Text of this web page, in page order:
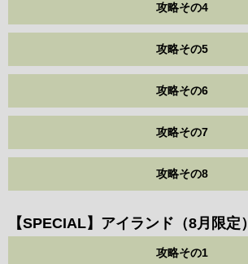
攻略その4
攻略その5
攻略その6
攻略その7
攻略その8
【SPECIAL】アイランド（8月限定）
攻略その1